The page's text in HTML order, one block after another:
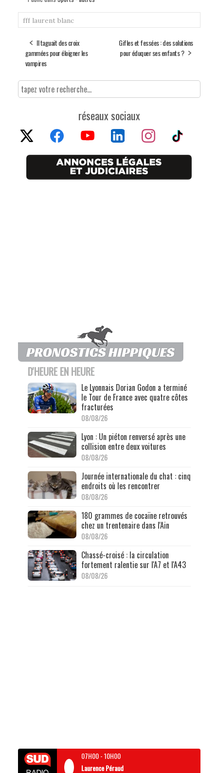
fff laurent blanc
Il taguait des croix
gammées pour éloigner les
vampires
Gifles et fessées : des solutions
pour éduquer ses enfants ?
réseaux sociaux
D'HEURE EN HEURE
Le Lyonnais Dorian Godon a terminé
le Tour de France avec quatre côtes
fracturées
08/08/26
Lyon : Un piéton renversé après une
collision entre deux voitures
08/08/26
Journée internationale du chat : cinq
endroits où les rencontrer
08/08/26
180 grammes de cocaïne retrouvés
chez un trentenaire dans l'Ain
08/08/26
Chassé-croisé : la circulation
fortement ralentie sur l'A7 et l'A43
08/08/26
07H00-10H00
Laurence Péraud